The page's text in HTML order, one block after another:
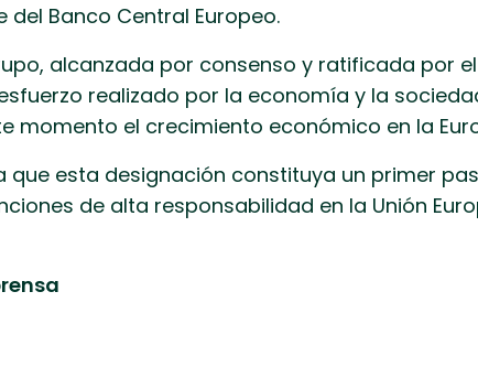
Banco Central Europeo.
alcanzada por consenso y ratificada por
realizado por la economía y la
momento el crecimiento económico en la
que esta designación constituya un primer
de alta responsabilidad en la Unión